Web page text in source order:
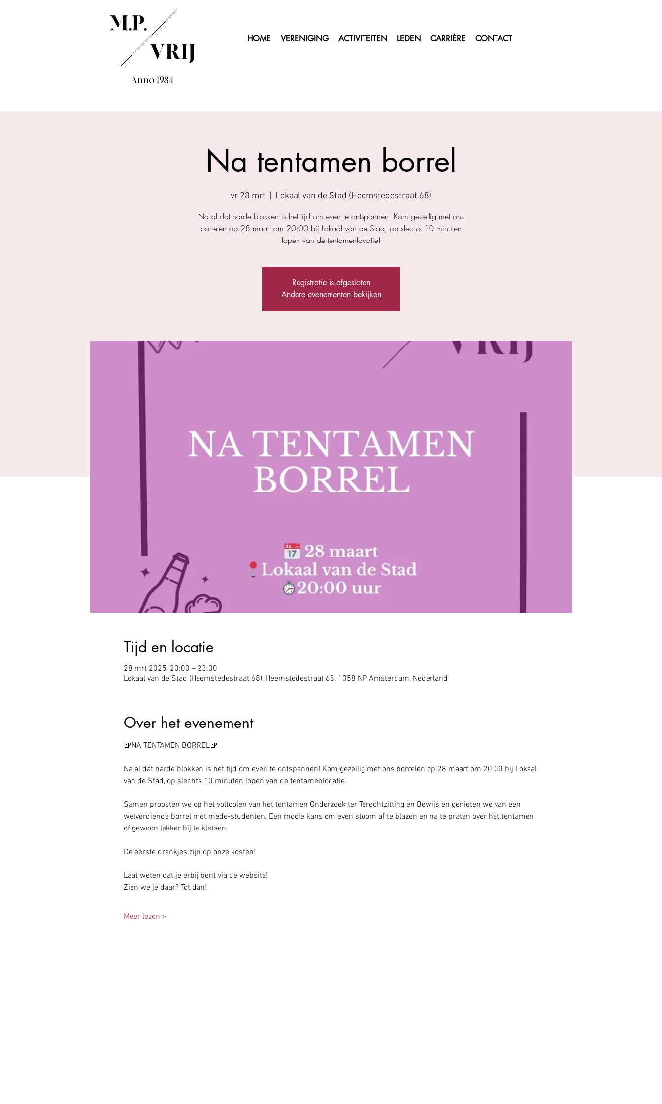
HOME VERENIGING ACTIVITEITEN LEDEN CARRIÈRE CONTACT
Na tentamen borrel
vr 28 mrt Lokaal van de Stad (Heemstedestraat 68)
Na al dat harde blokken is het tijd om even te ontspannen! Kom gezellig met ons
borrelen op 28 maart om 20:00 bij Lokaal van de Stad, op slechts 10 minuten
lopen van de tentamenlocatie!
Registratie is afgesloten
Andere evenementen bekijken
Tijd en locatie
28 mrt 2025, 20:00 – 23:00
Lokaal van de Stad (Heemstedestraat 68), Heemstedestraat 68, 1058 NP Amsterdam, Nederland
Over het evenement
🍺NA TENTAMEN BORREL🍺
Na al dat harde blokken is het tijd om even te ontspannen! Kom gezellig met ons borrelen op 28 maart om 20:00 bij Lokaal
van de Stad, op slechts 10 minuten lopen van de tentamenlocatie.
Samen proosten we op het voltooien van het tentamen Onderzoek ter Terechtzitting en Bewijs en genieten we van een
welverdiende borrel met mede-studenten. Een mooie kans om even stoom af te blazen en na te praten over het tentamen
of gewoon lekker bij te kletsen.
De eerste drankjes zijn op onze kosten!
Laat weten dat je erbij bent via de website!
Zien we je daar? Tot dan!
Meer lezen >